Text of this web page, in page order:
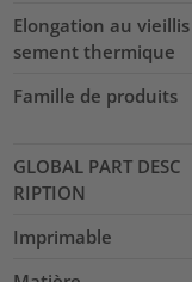
Elongation au vieillis
sement thermique
Famille de produits
GLOBAL PART DESC
RIPTION
Imprimable